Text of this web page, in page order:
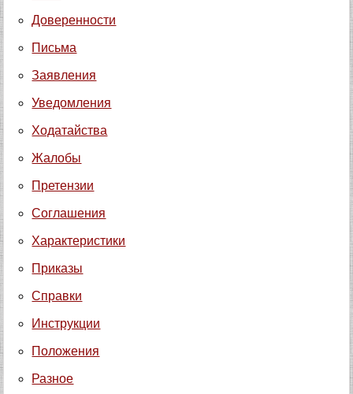
Доверенности
Письма
Заявления
Уведомления
Ходатайства
Жалобы
Претензии
Соглашения
Характеристики
Приказы
Справки
Инструкции
Положения
Разное